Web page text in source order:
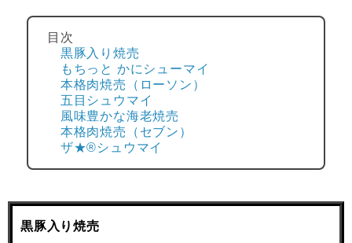
目次
黒豚入り焼売
もちっと かにシューマイ
本格肉焼売（ローソン）
五目シュウマイ
風味豊かな海老焼売
本格肉焼売（セブン）
ザ★®シュウマイ
黒豚入り焼売